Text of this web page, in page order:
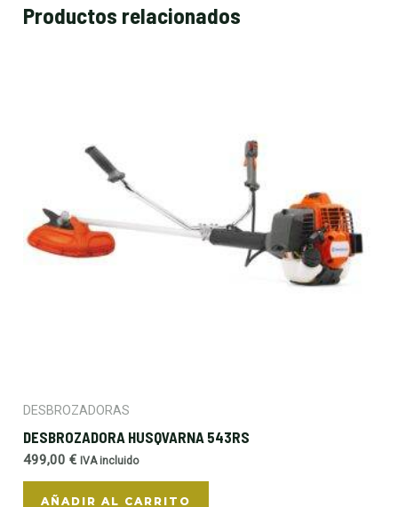
Productos relacionados
DESBROZADORAS
DESBROZADORA HUSQVARNA 543RS
499,00€ IVA incluido
AÑADIR AL CARRITO